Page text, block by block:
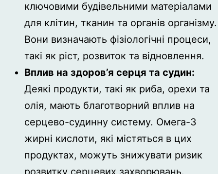
ключовими будівельними матеріалами
для клітин, тканин та органів організму.
Вони визначають фізіологічні процеси,
такі як ріст, розвиток та відновлення.
Вплив на здоров’я серця та судин:
Деякі продукти, такі як риба, орехи та
олія, мають благотворний вплив на
серцево-судинну систему. Омега-3
жирні кислоти, які містяться в цих
продуктах, можуть знижувати ризик
розвитку серцевих захворювань.